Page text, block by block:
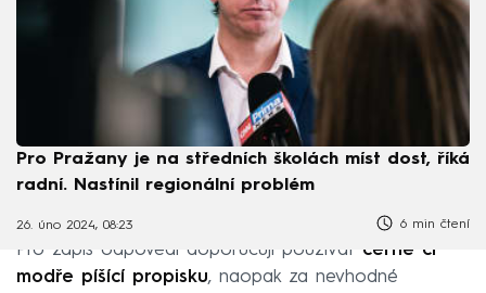
Pro Pražany je na středních školách míst dost, říká
radní. Nastínil regionální problém
26. úno 2024, 08:23 6 min čtení
Pro zápis odpovědí doporučují používat černě či
modře píšící propisku, naopak za nevhodné